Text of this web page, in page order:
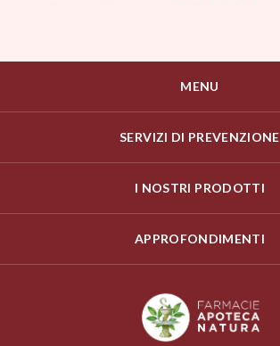
MENU
SERVIZI DI PREVENZIONE
I NOSTRI PRODOTTI
APPROFONDIMENTI